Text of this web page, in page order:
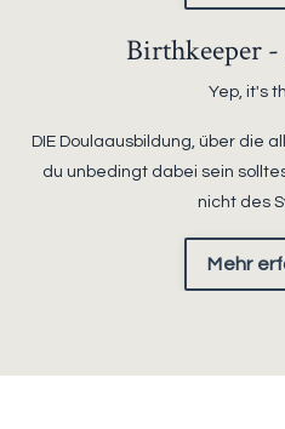
Birthkeeper
Yep, it's
DIE Doulaausbildung, über die
du unbedingt dabei sein
nicht des
Mehr